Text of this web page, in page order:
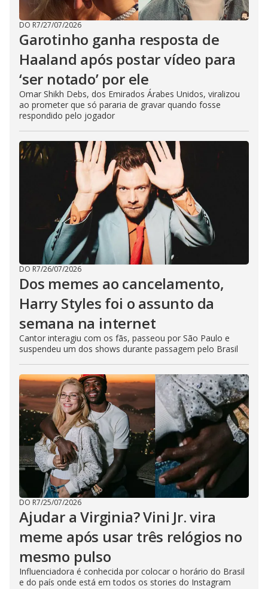
DO R7/27/07/2026
Garotinho ganha resposta de
Haaland após postar vídeo para
‘ser notado’ por ele
Omar Shikh Debs, dos Emirados Árabes Unidos, viralizou
ao prometer que só pararia de gravar quando fosse
respondido pelo jogador
DO R7/26/07/2026
Dos memes ao cancelamento,
Harry Styles foi o assunto da
semana na internet
Cantor interagiu com os fãs, passeou por São Paulo e
suspendeu um dos shows durante passagem pelo Brasil
DO R7/25/07/2026
Ajudar a Virginia? Vini Jr. vira
meme após usar três relógios no
mesmo pulso
Influenciadora é conhecida por colocar o horário do Brasil
e do país onde está em todos os stories do Instagram